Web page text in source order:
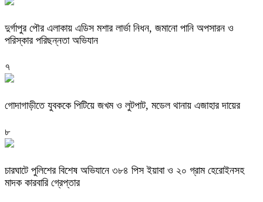
দুর্গাপুর পৌর এলাকায় এডিস মশার লার্ভা নিধন, জমানো পানি অপসারন ও
পরিস্কার পরিছন্নতা অভিযান
৭
গোদাগাড়ীতে যুবককে পিটিয়ে জখম ও লুটপাট, মডেল থানায় এজাহার দায়ের
৮
চারঘাটে পুলিশের বিশেষ অভিযানে ৩৮৪ পিস ইয়াবা ও ২০ গ্রাম হেরোইনসহ
মাদক কারবারি গ্রেপ্তার